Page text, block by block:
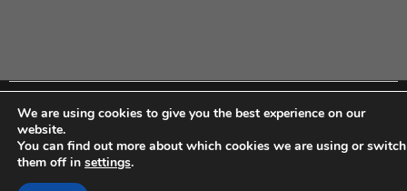
Copyright MHWeb © 2018 - Privacy & GDPR - Cookie Policy -
We are using cookies to give you the best experience on our
website.
You can find out more about which cookies we are using or switch
them off in settings.